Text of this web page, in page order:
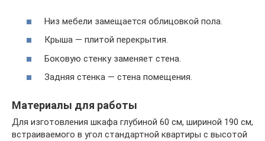
Низ мебели замещается облицовкой пола.
Крыша — плитой перекрытия.
Боковую стенку заменяет стена.
Задняя стенка — стена помещения.
Материалы для работы
Для изготовления шкафа глубиной 60 см, шириной 190 см,
встраиваемого в угол стандартной квартиры с высотой